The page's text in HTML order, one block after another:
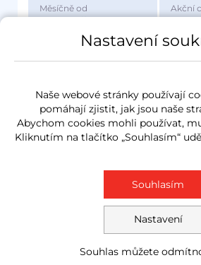
Měsíčně od
3 417 Kč
Akční
1
Nastavení
Naše webové stránky používají
pomáhají zjistit, jak jsou naše
Abychom cookies mohli používat,
Kliknutím na tlačítko „Souhlasím“
Nastavení
Souhlasím
Souhlas můžete